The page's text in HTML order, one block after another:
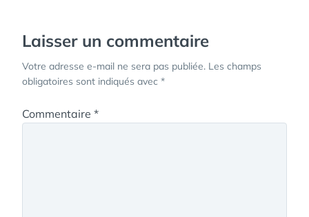
Laisser un commentaire
Votre adresse e-mail ne sera pas publiée. Les champs
obligatoires sont indiqués avec *
Commentaire *